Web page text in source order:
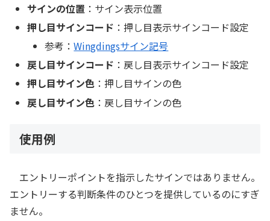
サインの位置 ：サイン表示位置
押し目サインコード ：押し目表示サインコード設定
参考：Wingdingsサイン記号
戻し目サインコード ：戻し目表示サインコード設定
押し目サイン色 ：押し目サインの色
戻し目サイン色 ：戻し目サインの色
使用例
エントリーポイントを指示したサインではありません。
エントリーする判断条件のひとつを提供しているのにすぎ
ません。